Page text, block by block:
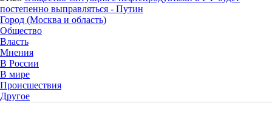
постепенно выправляться - Путин
Город (Москва и область)
Общество
Власть
Мнения
В России
В мире
Происшествия
Другое